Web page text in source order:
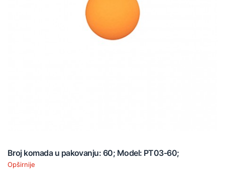
Broj komada u pakovanju: 60; Model: PT03-60;
Opširnije